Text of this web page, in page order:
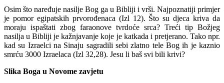
Osim što naređuje nasilje Bog ga u Bibliji i vrši. Najpoznatiji primjer
je pomor egipatskih prvorođenaca (Izl 12). Što su djeca kriva da
moraju ispaštati zbog faraonove tvrdoće srca? Treći tip Božjeg
nasilja u Bibliji je kažnjavanje koje je katkada i pretjerano. Tako npr.
kad su Izraelci na Sinaju sagradili sebi zlatno tele Bog ih je kaznio
smrću 3000 Izraelaca (Izl 32,28). Jesu li baš svi bili krivi?
Slika Boga u Novome zavjetu